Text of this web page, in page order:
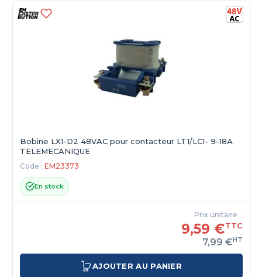
Bobine LX1-D2 48VAC pour contacteur LT1/LC1- 9-18А
TELEMECANIQUE
Code : EM23373
En stock
Prix unitaire :
9,59 €TTC
7,99 €HT
AJOUTER AU PANIER